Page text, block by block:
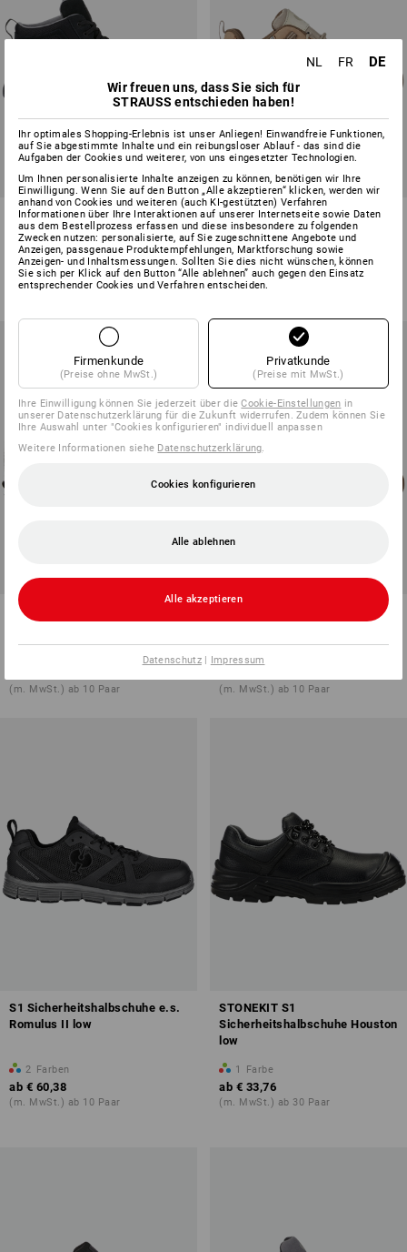
S1 Sicherheitsschuhe e.s.
Vasegus II mid
3 Farben
ab € 84,58
(m. MwSt.) ab 10 Paar
e.s. S1 Sicherheitshalbschuhe
Pallas low
4 Farben
ab € 64,01
(m. MwSt.) ab 20 Paar
S1 Sicherheitshalbschuhe e.s.
(m. MwSt.) ab 10 Paar
2 Farben
(m. MwSt.) ab 10 Paar
S1 Sicherheitshalbschuhe e.s.
Romulus II low
2 Farben
ab € 60,38
(m. MwSt.) ab 10 Paar
STONEKIT S1
Sicherheitshalbschuhe Houston
low
1 Farbe
ab € 33,76
(m. MwSt.) ab 30 Paar
NL FR DE
Wir freuen uns, dass Sie sich für
STRAUSS entschieden haben!
Ihr optimales Shopping-Erlebnis ist unser Anliegen! Einwandfreie Funktionen,
auf Sie abgestimmte Inhalte und ein reibungsloser Ablauf - das sind die
Aufgaben der Cookies und weiterer, von uns eingesetzter Technologien.
Um Ihnen personalisierte Inhalte anzeigen zu können, benötigen wir Ihre
Einwilligung. Wenn Sie auf den Button „Alle akzeptieren“ klicken, werden wir
anhand von Cookies und weiteren (auch KI-gestützten) Verfahren
Informationen über Ihre Interaktionen auf unserer Internetseite sowie Daten
aus dem Bestellprozess erfassen und diese insbesondere zu folgenden
Zwecken nutzen: personalisierte, auf Sie zugeschnittene Angebote und
Anzeigen, passgenaue Produktempfehlungen, Marktforschung sowie
Anzeigen- und Inhaltsmessungen. Sollten Sie dies nicht wünschen, können
Sie sich per Klick auf den Button “Alle ablehnen” auch gegen den Einsatz
entsprechender Cookies und Verfahren entscheiden.
Firmenkunde
(Preise ohne MwSt.)
Privatkunde
(Preise mit MwSt.)
Ihre Einwilligung können Sie jederzeit über dieCookie-Einstellungen in
unserer Datenschutzerklärung für die Zukunft widerrufen. Zudem können Sie
Ihre Auswahl unter "Cookies konfigurieren" individuell anpassen
Weitere Informationen siehe Datenschutzerklärung.
Cookies konfigurieren
Alle ablehnen
Alle akzeptieren
Datenschutz| Impressum